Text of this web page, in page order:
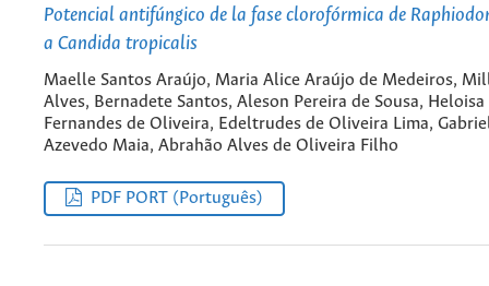
Potencial antifúngico de la fase clorofórmica de
a Candida tropicalis
Maelle Santos Araújo, Maria Alice Araújo de Medeiros,
Alves, Bernadete Santos, Aleson Pereira de Sousa,
Fernandes de Oliveira, Edeltrudes de Oliveira Lima,
Azevedo Maia, Abrahão Alves de Oliveira Filho
PDF PORT (Português)